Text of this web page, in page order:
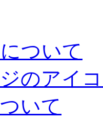
ついて
のアイ
いて